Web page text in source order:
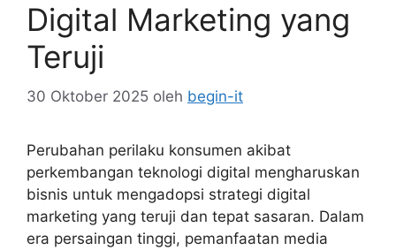
Digital Marketing yang
Teruji
30 Oktober 2025 oleh begin-it
Perubahan perilaku konsumen akibat
perkembangan teknologi digital mengharuskan
bisnis untuk mengadopsi strategi digital
marketing yang teruji dan tepat sasaran. Dalam
era persaingan tinggi, pemanfaatan media